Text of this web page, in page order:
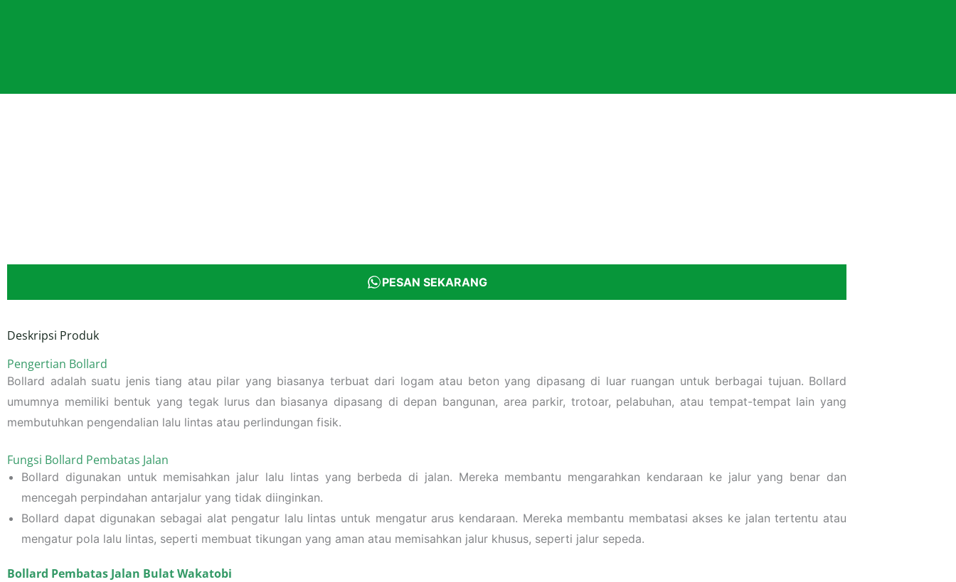
PESAN SEKARANG
Deskripsi Produk
Pengertian Bollard
Bollard adalah suatu jenis tiang atau pilar yang biasanya terbuat dari logam atau beton yang dipasang di luar ruangan untuk berbagai tujuan. Bollard
umumnya memiliki bentuk yang tegak lurus dan biasanya dipasang di depan bangunan, area parkir, trotoar, pelabuhan, atau tempat-tempat lain yang
membutuhkan pengendalian lalu lintas atau perlindungan fisik.
Fungsi Bollard Pembatas Jalan
Bollard digunakan untuk memisahkan jalur lalu lintas yang berbeda di jalan. Mereka membantu mengarahkan kendaraan ke jalur yang benar dan
mencegah perpindahan antarjalur yang tidak diinginkan.
Bollard dapat digunakan sebagai alat pengatur lalu lintas untuk mengatur arus kendaraan. Mereka membantu membatasi akses ke jalan tertentu atau
mengatur pola lalu lintas, seperti membuat tikungan yang aman atau memisahkan jalur khusus, seperti jalur sepeda.
Bollard Pembatas Jalan Bulat Wakatobi